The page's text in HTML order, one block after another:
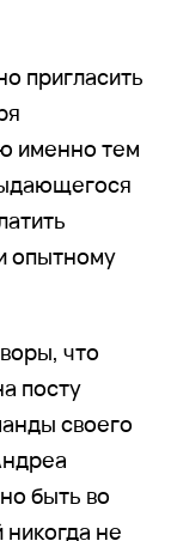
пригласить
именно тем
опытному
что
посту
своего
быть во
не